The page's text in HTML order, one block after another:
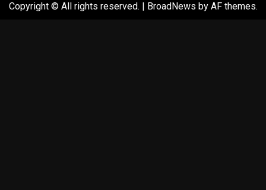
Copyright © All rights reserved. | BroadNews by AF themes.